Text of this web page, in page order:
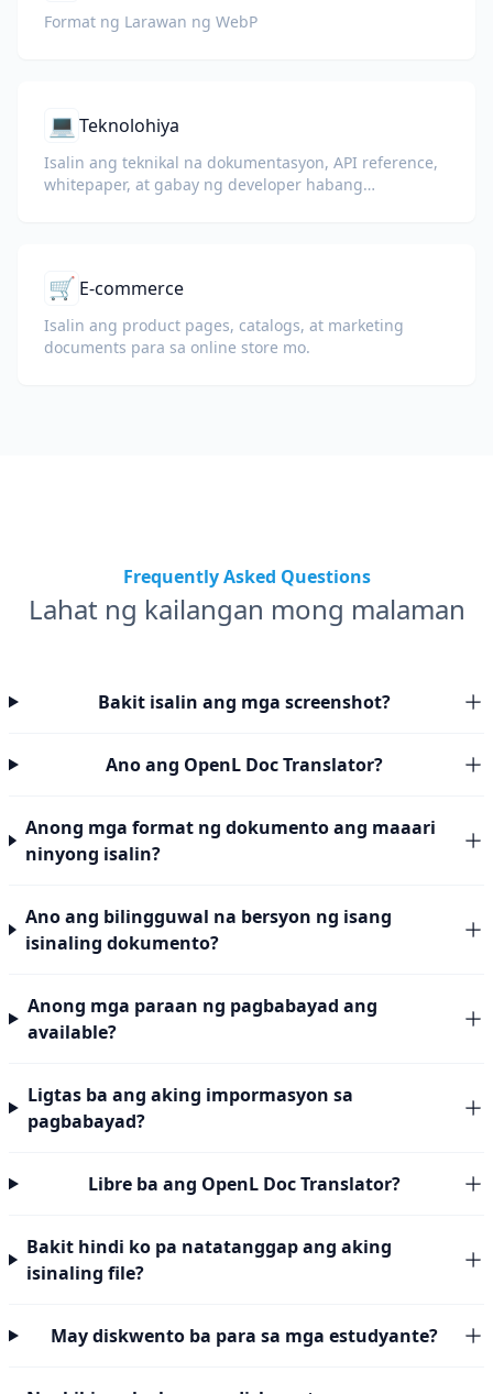
Format ng Larawan ng WebP
💻 Teknolohiya
Isalin ang teknikal na dokumentasyon, API reference,
whitepaper, at gabay ng developer habang
🛒 E-commerce
Isalin ang product pages, catalogs, at marketing
documents para sa online store mo.
Frequently Asked Questions
Lahat ng kailangan mong malaman
Bakit isalin ang mga screenshot?
Ano ang OpenL Doc Translator?
Anong mga format ng dokumento ang maaari
ninyong isalin?
Ano ang bilingguwal na bersyon ng isang
isinaling dokumento?
Anong mga paraan ng pagbabayad ang
available?
Ligtas ba ang aking impormasyon sa
pagbabayad?
Libre ba ang OpenL Doc Translator?
Bakit hindi ko pa natatanggap ang aking
isinaling file?
May diskwento ba para sa mga estudyante?